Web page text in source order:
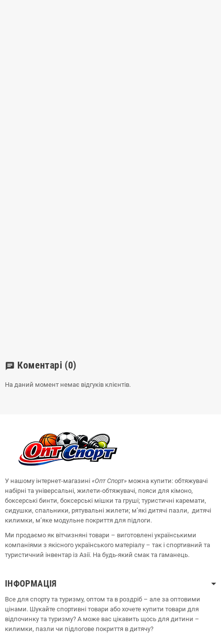
chat Коментарі (0)
На даний момент немає відгуків клієнтів.
У нашому інтернет-магазині «ОптСпорт» можна купити: обтяжувачі
набірні та універсальні, жилети-обтяжувачі, пояси для кімоно,
боксерські бинти, боксерські мішки та груші; туристичні каремати,
сидушки, спальники, рятувальні жилети; м’які дитячі пазли, дитячі
килимки, м’яке модульне покриття для підлоги.
Ми продаємо як вітчизняні товари – виготовлені українськими
компаніями з якісного українського матеріалу – так і спортивний та
туристичний інвентар із Азії. На будь-який смак та гаманець.
ІНФОРМАЦІЯ
Все для спорту та туризму, оптом та в роздріб – але за оптовими
цінами. Шукайте спортивні товари або хочете купити товари для
відпочинку та туризму? А може вас цікавить щось для дитини –
килимки, пазли чи підлогове покриття в дитячу?